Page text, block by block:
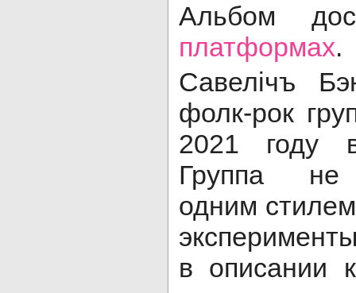
Альбом
платформах.
Савелiчъ
фолк-рок
2021 году
Группа не
одним
в описании